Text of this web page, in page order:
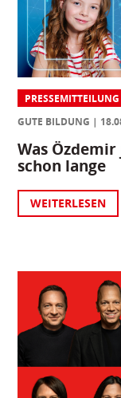
PRESSEMITTEILUNG
GUTE BILDUNG
Was
schon lange
WEITERLESEN